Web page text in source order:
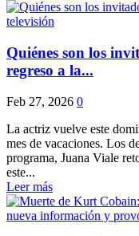
Quiénes son los
regreso a la...
Feb 27, 2026 0
La actriz vuelve este
mes de vacaciones. Los
programa, Juana Viale
este...
Leer más